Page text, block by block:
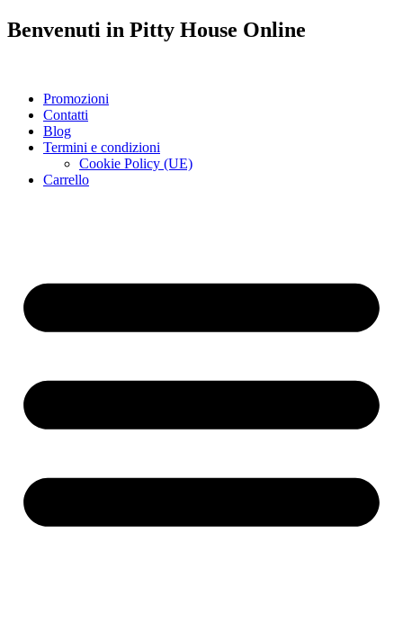
Benvenuti in Pitty House Online
Promozioni
Contatti
Blog
Termini e condizioni
Cookie Policy (UE)
Carrello